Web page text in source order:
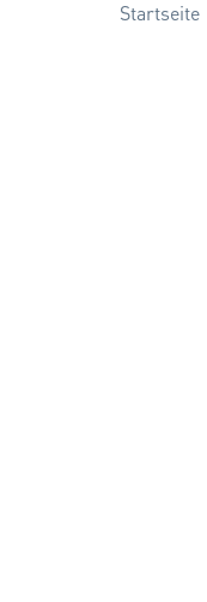
Startseite